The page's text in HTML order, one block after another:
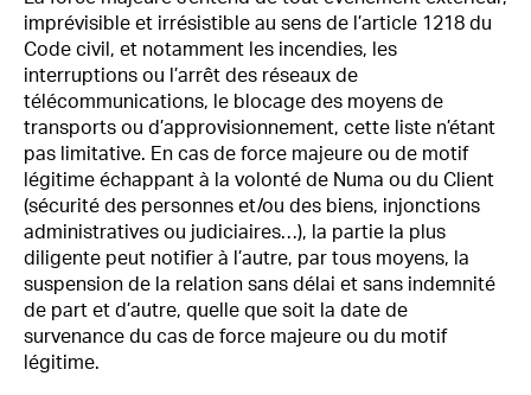
imprévisible et irrésistible au sens de l’article 1218 du
Code civil, et notamment les incendies, les
interruptions ou l’arrêt des réseaux de
télécommunications, le blocage des moyens de
transports ou d’approvisionnement, cette liste n’étant
pas limitative. En cas de force majeure ou de motif
légitime échappant à la volonté de Numa ou du Client
(sécurité des personnes et/ou des biens, injonctions
administratives ou judiciaires…), la partie la plus
diligente peut notifier à l’autre, par tous moyens, la
suspension de la relation sans délai et sans indemnité
de part et d’autre, quelle que soit la date de
survenance du cas de force majeure ou du motif
légitime.